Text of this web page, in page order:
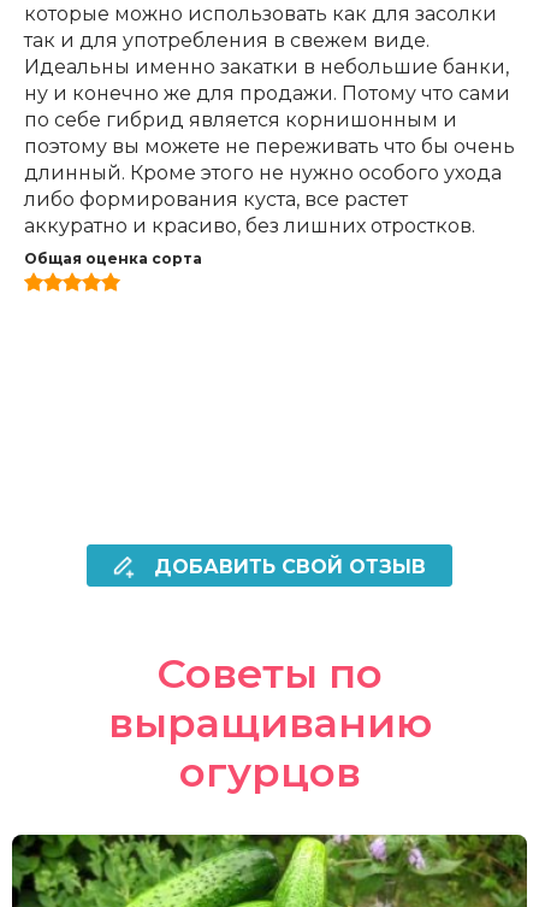
которые можно использовать как для засолки
так и для употребления в свежем виде.
Идеальны именно закатки в небольшие банки,
ну и конечно же для продажи. Потому что сами
по себе гибрид является корнишонным и
поэтому вы можете не переживать что бы очень
длинный. Кроме этого не нужно особого ухода
либо формирования куста, все растет
аккуратно и красиво, без лишних отростков.
Общая оценка сорта
ДОБАВИТЬ СВОЙ ОТЗЫВ
Советы по
выращиванию
огурцов